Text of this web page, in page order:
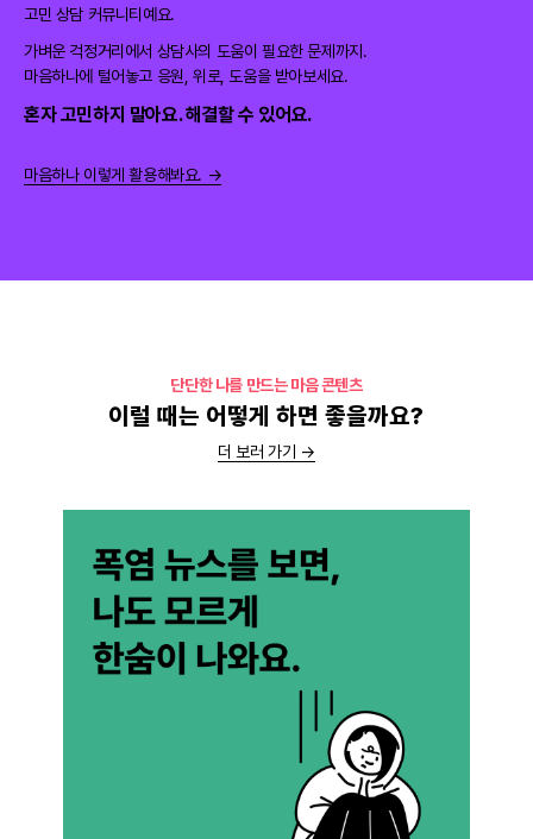
고민 상담 커뮤니티예요.
가벼운 걱정거리에서 상담사의 도움이 필요한 문제까지.
마음하나에 털어놓고 응원, 위로, 도움을 받아보세요.
혼자 고민하지 말아요. 해결할 수 있어요.
마음하나 이렇게 활용해봐요. →
단단한 나를 만드는 마음 콘텐츠
이럴 때는 어떻게 하면 좋을까요?
더 보러 가기 →